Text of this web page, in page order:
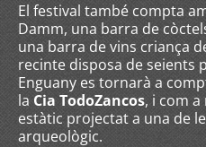
El festival també compta
Damm, una barra de
una barra de vins criança
recinte disposa de seients
Enguany es tornarà a
la Cia TodoZancos, i com
estàtic projectat a una de
arqueològic.